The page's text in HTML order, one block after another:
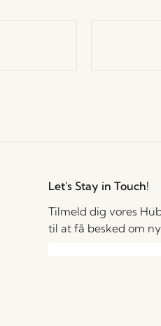
Let's Stay in Touch!
Tilmeld dig vores
til at få besked om